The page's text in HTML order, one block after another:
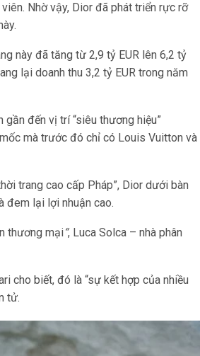
Nhờ vậy, Dior đã phát triển rực rỡ
này đã tăng từ 2,9 tỷ EUR lên 6,2 tỷ
lại doanh thu 3,2 tỷ EUR trong năm
đến vị trí “siêu thương hiệu”
mà trước đó chỉ có Louis Vuitton và
trang cao cấp Pháp”, Dior dưới bàn
đem lại lợi nhuận cao.
thương mại“, Luca Solca – nhà phân
cho biết, đó là “sự kết hợp của nhiều
tử.